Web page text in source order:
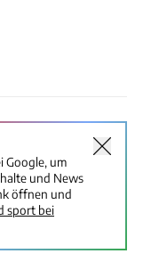
Google, um
und News
öffnen und
sport bei